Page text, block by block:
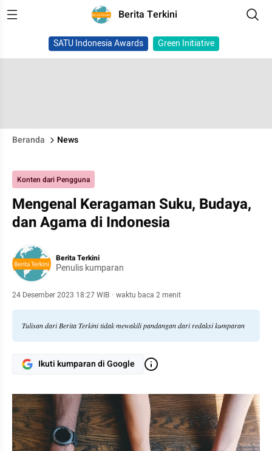
Berita Terkini
SATU Indonesia Awards Green Initiative
Beranda News
Konten dari Pengguna
Mengenal Keragaman Suku, Budaya,
dan Agama di Indonesia
Berita Terkini
Penulis kumparan
24 Desember 2023 18:27 WIB · waktu baca 2 menit
Tulisan dari Berita Terkini tidak mewakili pandangan dari redaksi kumparan
Ikuti kumparan di Google